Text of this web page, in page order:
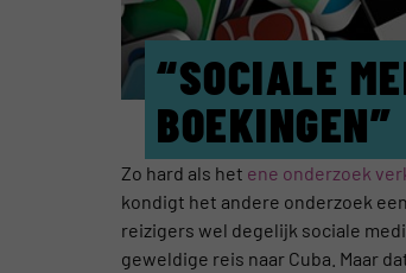
“SOCIALE
BOEKINGEN”
Zo hard als het ene onderzoek
kondigt het andere onderzoek
reizigers wel degelijk sociale
geweldige reis naar Cuba. Maar